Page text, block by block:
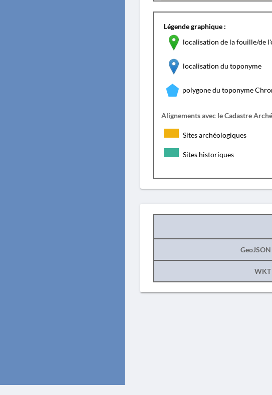
Légende graphique :
localisation de la fouille/de
localisation du toponyme
polygone du toponyme
Alignements avec le Cadastre
Sites archéologiques
Sites historiques
GeoJSON
WKT